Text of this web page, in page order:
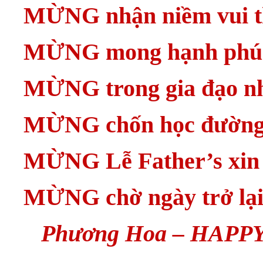
MỪNG nhận niềm vui
MỪNG mong hạnh
MỪNG trong gia đạo
MỪNG chốn học
MỪNG Lễ Father’s
MỪNG chờ ngày trở
Phương Hoa –